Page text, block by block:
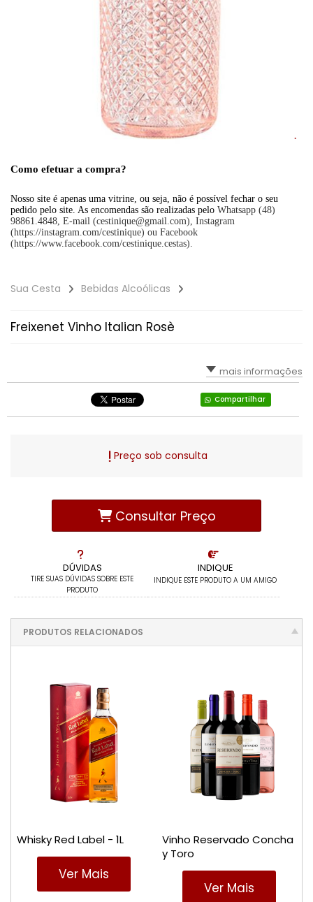
Como efetuar a compra?
Nosso site é apenas uma vitrine, ou seja, não é possível fechar o seu
pedido pelo site. As encomendas são realizadas pelo Whatsapp (48)
98861.4848, E-mail (cestinique@gmail.com), Instagram
(https://instagram.com/cestinique) ou Facebook
(https://www.facebook.com/cestinique.cestas).
Sua Cesta Bebidas Alcoólicas
Freixenet Vinho Italian Rosè
mais informações
Compartilhar
DÚVIDAS
TIRE SUAS DÚVIDAS SOBRE ESTE
PRODUTO
INDIQUE
INDIQUE ESTE PRODUTO A UM AMIGO
Preço sob consulta
Consultar Preço
PRODUTOS RELACIONADOS
Whisky Red Label - 1L
Ver Mais
Vinho Reservado Concha
y Toro
Ver Mais